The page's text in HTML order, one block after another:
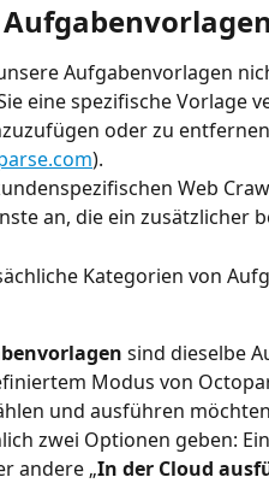
Aufgabenvorlagen
eine spezifische Vorlage
oder zu
).
Web
an, die ein zusätzlicher
Kategorien von
sind dieselbe
Modus von
und ausführen
zwei Optionen geben:
andere „In der Cloud